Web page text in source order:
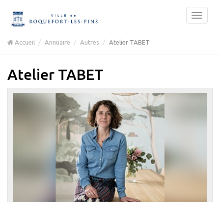
Accueil Annuaire Autres Atelier TABET
Atelier TABET